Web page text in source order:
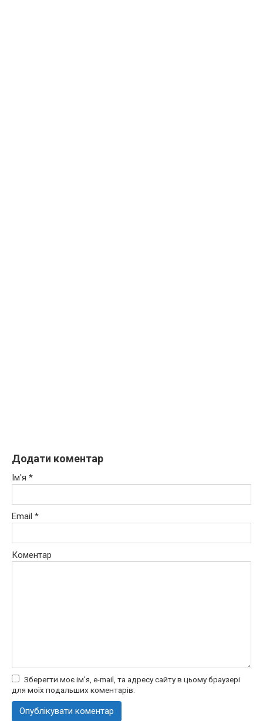
Додати коментар
Ім'я *
Email *
Коментар
Зберегти моє ім'я, e-mail, та адресу сайту в цьому браузері
для моїх подальших коментарів.